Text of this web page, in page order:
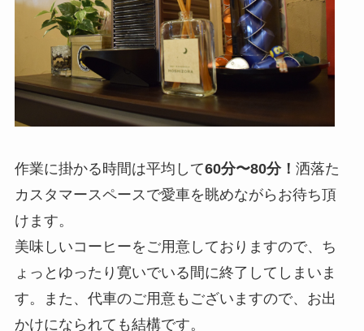
作業に掛かる時間は平均して60分〜80分！ 洒落た
カスタマースペースで愛車を眺めながらお待ち頂
けます。
美味しいコーヒーをご用意しておりますので、ち
ょっとゆったり寛いでいる間に終了してしまいま
す。また、代車のご用意もございますので、お出
かけになられても結構です。